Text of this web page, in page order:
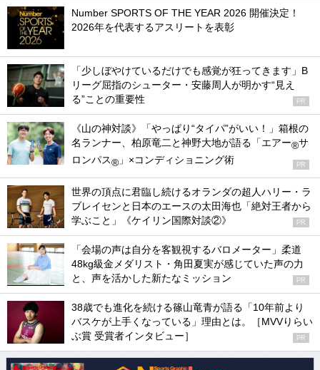
Number SPORTS OF THE YEAR 2026 開催決定！
2026年を代表するアスリートを表彰
「少しぼやけているだけでも感覚が狂ってきます」B
リーグ屈指のシューター・安藤周人が明かす“見え
る”ことの重要性
PR
《山の神対談》「やっぱり“タイパ”がいい！」箱根の
名ランナー、柏原竜二と神野大地が語る「エアー®サ
ロンパス® 」×コンディショニング術 PR
世界の頂点に君臨し続けるオランダの超人ハリー・ラ
ブレイセンと日本のエースの太田海也「絶対王者から
学ぶこと」《ケイリン国際対談②》
PR
「会場の声は自分を客観視するバロメーター」柔道
48kg級金メダリスト・角田夏実が感じていた声の力
と、声を活かした新たなミッション
PR
38歳でも進化を続ける篠山竜青が語る「10年前より
バスケが上手くなっている」理由とは。［MVVりらい
ぶ賞 受賞者インタビュー］
PR